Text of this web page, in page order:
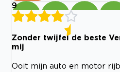
9
Zonder twijfel de beste
mij
Ooit mijn auto en motor